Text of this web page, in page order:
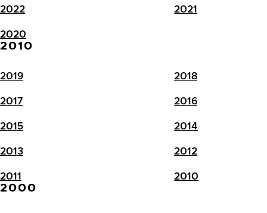
2022 2021
2020
2010
2019 2018
2017 2016
2015 2014
2013 2012
2011 2010
2000